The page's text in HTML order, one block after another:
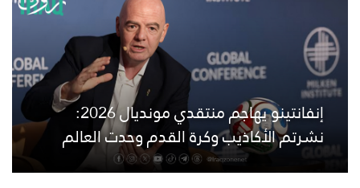
إنفانتينو يهاجم منتقدي مونديال 2026:
نشرتم الأكاذيب وكرة القدم وحدت العالم